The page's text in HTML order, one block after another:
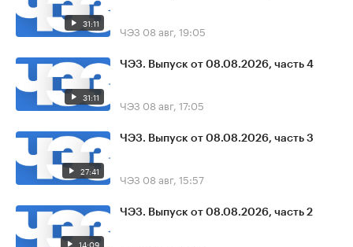
31:11 ЧЭЗ 08 авг, 19:05
31:11
ЧЭЗ. Выпуск от 08.08.2026, часть 4
ЧЭЗ 08 авг, 17:05
27:41
ЧЭЗ. Выпуск от 08.08.2026, часть 3
ЧЭЗ 08 авг, 15:57
14:09
ЧЭЗ. Выпуск от 08.08.2026, часть 2